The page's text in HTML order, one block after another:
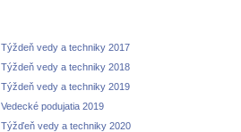
Týždeň vedy a techniky 2017
Týždeň vedy a techniky 2018
Týždeň vedy a techniky 2019
Vedecké podujatia 2019
Týžďeň vedy a techniky 2020